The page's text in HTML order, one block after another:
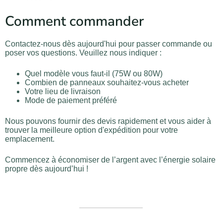
Comment commander
Contactez-nous dès aujourd'hui pour passer commande ou
poser vos questions. Veuillez nous indiquer :
Quel modèle vous faut-il (75W ou 80W)
Combien de panneaux souhaitez-vous acheter
Votre lieu de livraison
Mode de paiement préféré
Nous pouvons fournir des devis rapidement et vous aider à
trouver la meilleure option d'expédition pour votre
emplacement.
Commencez à économiser de l’argent avec l’énergie solaire
propre dès aujourd’hui !